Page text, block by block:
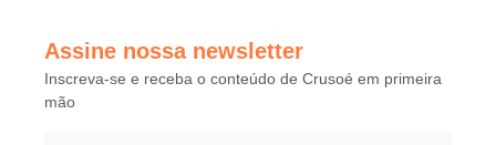
Assine nossa newsletter
Inscreva-se e receba o conteúdo de Crusoé em primeira
mão